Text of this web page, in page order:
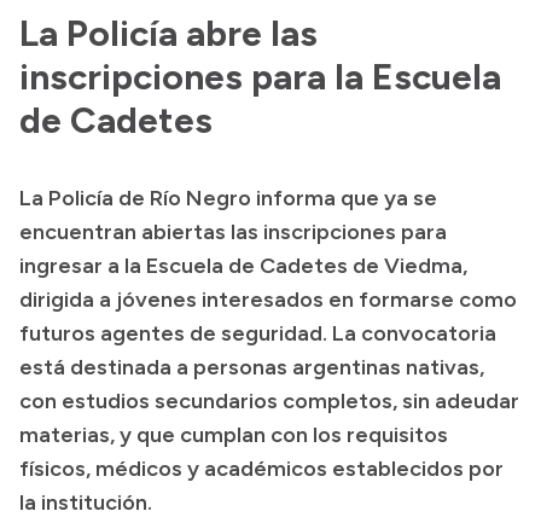
Delegaciones
Normativa
Historia Vial
Mi Vial
Recibos de sueldo
Correo oficial
La Policía abre las
inscripciones para la Escuela
de Cadetes
La Policía de Río Negro informa que ya se
encuentran abiertas las inscripciones para
ingresar a la Escuela de Cadetes de Viedma,
dirigida a jóvenes interesados en formarse como
futuros agentes de seguridad. La convocatoria
está destinada a personas argentinas nativas,
con estudios secundarios completos, sin adeudar
materias, y que cumplan con los requisitos
físicos, médicos y académicos establecidos por
la institución.